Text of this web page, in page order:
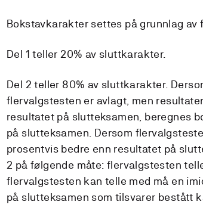
Bokstavkarakter settes på grunnlag av
Del 1 teller 20% av sluttkarakter.
Del 2 teller 80% av sluttkarakter.
flervalgstesten er avlagt, men
resultatet på slutteksamen, beregnes
på slutteksamen. Dersom
prosentvis bedre enn resultatet på
2 på følgende måte: flervalgstesten
flervalgstesten kan telle med må en
på slutteksamen som tilsvarer bestått